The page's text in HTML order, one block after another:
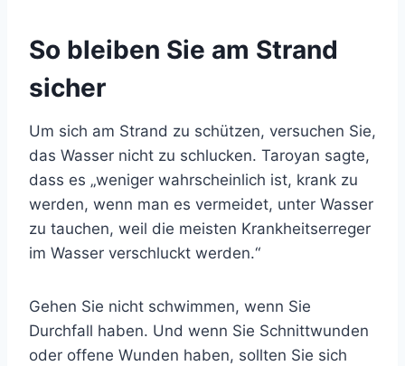
So bleiben Sie am Strand
sicher
Um sich am Strand zu schützen, versuchen Sie,
das Wasser nicht zu schlucken. Taroyan sagte,
dass es „weniger wahrscheinlich ist, krank zu
werden, wenn man es vermeidet, unter Wasser
zu tauchen, weil die meisten Krankheitserreger
im Wasser verschluckt werden.“
Gehen Sie nicht schwimmen, wenn Sie
Durchfall haben. Und wenn Sie Schnittwunden
oder offene Wunden haben, sollten Sie sich